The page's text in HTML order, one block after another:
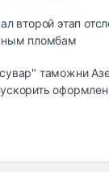
второй этап
пломбам
таможни